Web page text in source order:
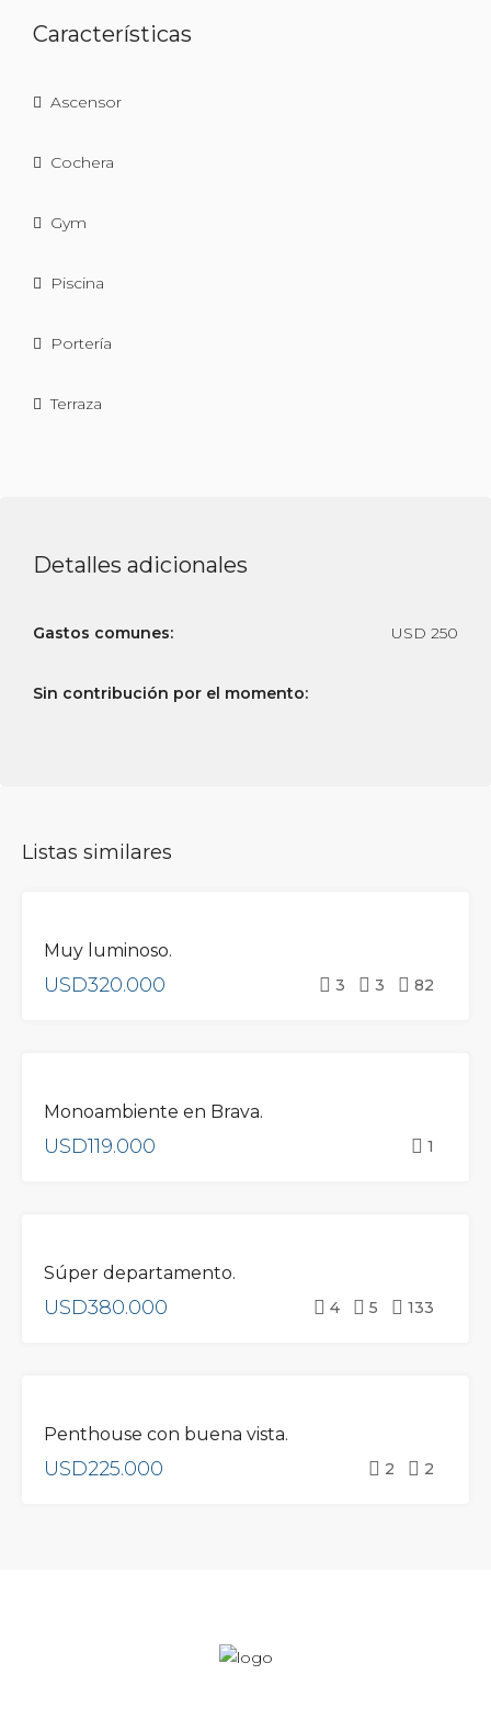
Características
Ascensor
Cochera
Gym
Piscina
Portería
Terraza
Detalles adicionales
Gastos comunes: USD 250
Sin contribución por el momento:
Listas similares
Muy luminoso.
USD320.000 3 3 82
Monoambiente en Brava.
USD119.000 1
Súper departamento.
USD380.000 4 5 133
Penthouse con buena vista.
USD225.000 2 2